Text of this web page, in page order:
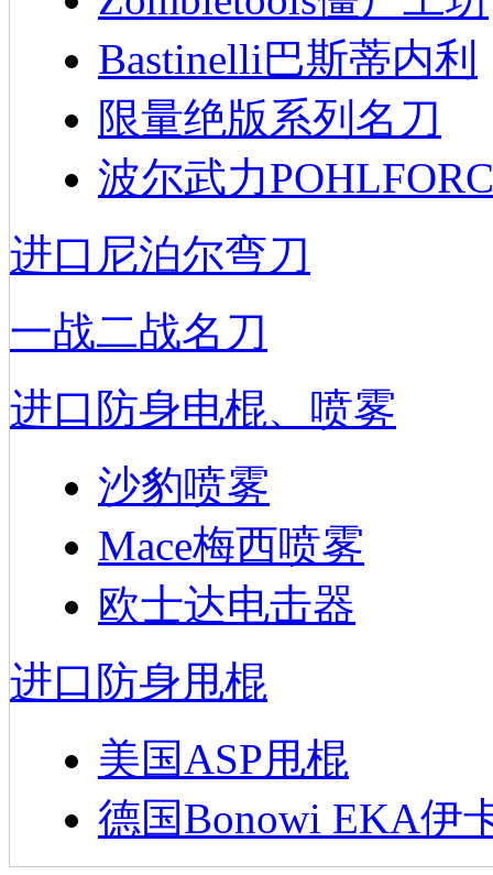
Bastinelli巴斯蒂内利
限量绝版系列名刀
波尔武力
进口尼泊尔弯刀
一战二战名刀
进口防身电棍、喷雾
沙豹喷雾
Mace梅西喷雾
欧士达电击器
进口防身甩棍
美国ASP甩棍
德国Bonowi EKA伊